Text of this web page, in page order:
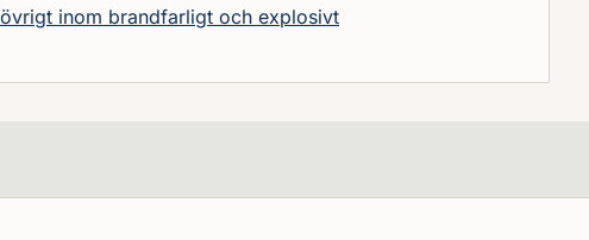
inom brandfarligt och explosivt